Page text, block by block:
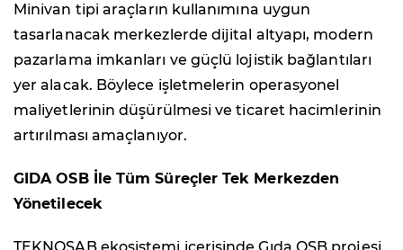
Minivan tipi araçların kullanımına uygun
tasarlanacak merkezlerde dijital altyapı, modern
pazarlama imkanları ve güçlü lojistik bağlantıları
yer alacak. Böylece işletmelerin operasyonel
maliyetlerinin düşürülmesi ve ticaret hacimlerinin
artırılması amaçlanıyor.
GIDA OSB İle Tüm Süreçler Tek Merkezden
Yönetilecek